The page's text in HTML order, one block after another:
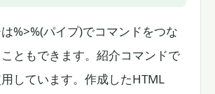
%>%(パイプ)でコマンドをつな
ともできます。紹介コマンドで
しています。作成したHTML